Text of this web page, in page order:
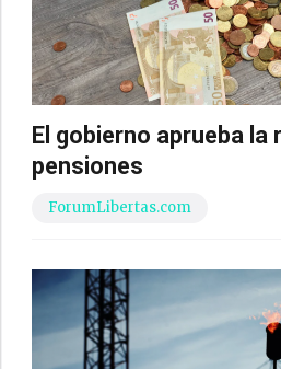
El gobierno aprueba la
pensiones
ForumLibertas.com